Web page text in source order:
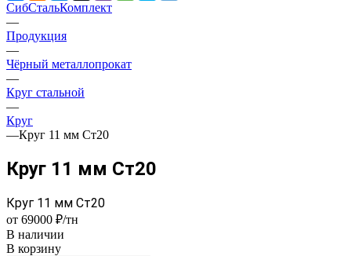
СибСтальКомплект
—
Продукция
—
Чёрный металлопрокат
—
Круг стальной
—
Круг
—Круг 11 мм Ст20
Круг 11 мм Ст20
Круг 11 мм Ст20
от 69000 ₽/тн
В наличии
В корзину